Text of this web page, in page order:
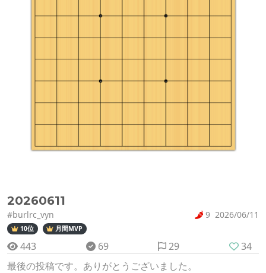
20260611
#burlrc_vyn 9 2026/06/11
10位 月間MVP
443 69 29
34
最後の投稿です。ありがとうございました。